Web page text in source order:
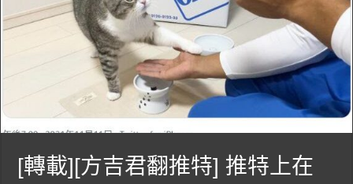
[轉載][方吉君翻推特] 推特上在